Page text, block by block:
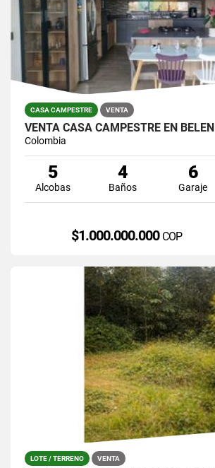
CASA CAMPESTRE VENTA
VENTA CASA CAMPESTRE EN BELEN
Colombia
5
Alcobas
4
Baños
6
Garaje
$1.000.000.000 COP
LOTE / TERRENO VENTA